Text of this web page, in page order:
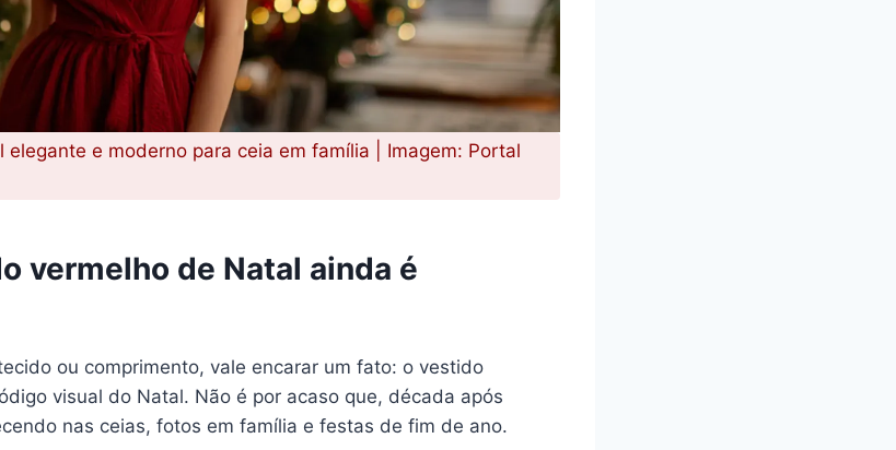
e moderno para ceia em família | Imagem: Portal
vermelho de Natal ainda é
ou comprimento, vale encarar um fato: o vestido
visual do Natal. Não é por acaso que, década após
nas ceias, fotos em família e festas de fim de ano.